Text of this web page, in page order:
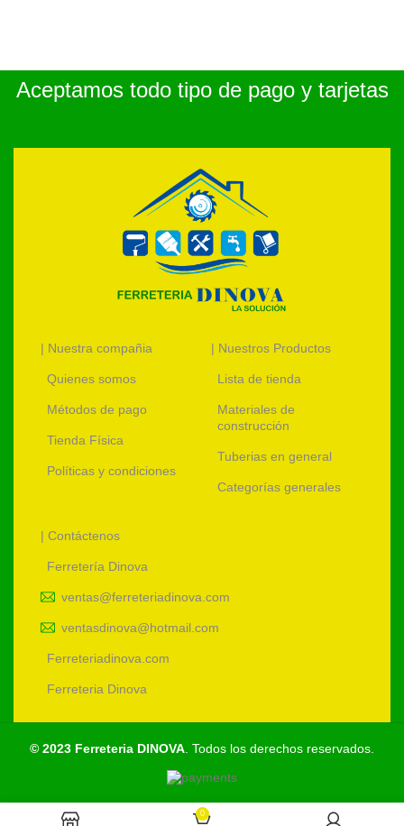
Aceptamos todo tipo de pago y tarjetas
| Nuestra compañia
Quienes somos
Métodos de pago
Tienda Física
Políticas y condiciones
| Nuestros Productos
Lista de tienda
Materiales de
construcción
Tuberias en general
Categorías generales
| Contáctenos
Ferretería Dinova
ventas@ferreteriadinova.com
ventasdinova@hotmail.com
Ferreteriadinova.com
Ferreteria Dinova
© 2023 Ferreteria DINOVA . Todos los derechos reservados.
0